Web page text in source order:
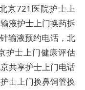
京721医院护士上
液护士上门换药拆
输液预约电话，北
护士上门健康评估
共享护士上门电话
士上门换鼻饲管换